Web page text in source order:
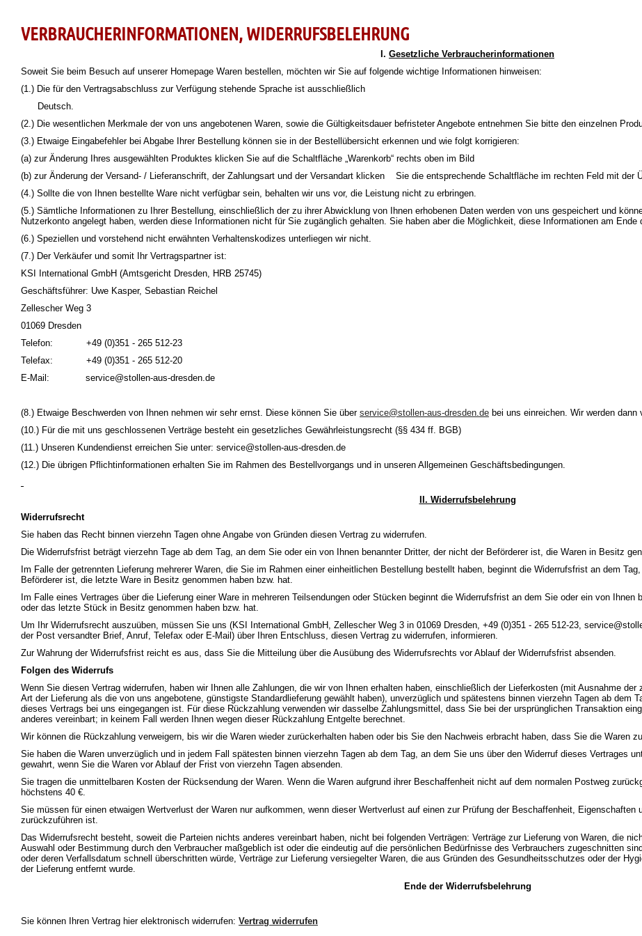
VERBRAUCHERINFORMATIONEN, WIDERRUFSBELEHRUNG
I. Gesetzliche Verbraucherinformationen
Soweit Sie beim Besuch auf unserer Homepage Waren bestellen, möchten wir Sie auf folgende wichtige Informationen hinweisen:
(1.) Die für den Vertragsabschluss zur Verfügung stehende Sprache ist ausschließlich
Deutsch.
(2.) Die wesentlichen Merkmale der von uns angebotenen Waren, sowie die Gültigkeitsdauer befristeter Angebote entnehmen Sie bitte den einzelnen
(3.) Etwaige Eingabefehler bei Abgabe Ihrer Bestellung können sie in der Bestellübersicht erkennen und wie folgt korrigieren:
(a) zur Änderung Ihres ausgewählten Produktes klicken Sie auf die Schaltfläche „Warenkorb“ rechts oben im Bild
(b) zur Änderung der Versand- / Lieferanschrift, der Zahlungsart und der Versandart klicken Sie die entsprechende Schaltfläche im rechten Feld mit der
(4.) Sollte die von Ihnen bestellte Ware nicht verfügbar sein, behalten wir uns vor, die Leistung nicht zu erbringen.
(5.) Sämtliche Informationen zu Ihrer Bestellung, einschließlich der zu ihrer Abwicklung von Ihnen erhobenen Daten werden von uns gespeichert und
Nutzerkonto angelegt haben, werden diese Informationen nicht für Sie zugänglich gehalten. Sie haben aber die Möglichkeit, diese Informationen am
(6.) Speziellen und vorstehend nicht erwähnten Verhaltenskodizes unterliegen wir nicht.
(7.) Der Verkäufer und somit Ihr Vertragspartner ist:
KSI International GmbH (Amtsgericht Dresden, HRB 25745)
Geschäftsführer: Uwe Kasper, Sebastian Reichel
Zellescher Weg 3
01069 Dresden
Telefon: +49 (0)351 - 265 512-23
Telefax: +49 (0)351 - 265 512-20
E-Mail: service@stollen-aus-dresden.de
(8.) Etwaige Beschwerden von Ihnen nehmen wir sehr ernst. Diese können Sie über service@stollen-aus-dresden.de bei uns einreichen. Wir werden
(10.) Für die mit uns geschlossenen Verträge besteht ein gesetzliches Gewährleistungsrecht (§§ 434 ff. BGB)
(11.) Unseren Kundendienst erreichen Sie unter: service@stollen-aus-dresden.de
(12.) Die übrigen Pflichtinformationen erhalten Sie im Rahmen des Bestellvorgangs und in unseren Allgemeinen Geschäftsbedingungen.
II. Widerrufsbelehrung
Widerrufsrecht
Sie haben das Recht binnen vierzehn Tagen ohne Angabe von Gründen diesen Vertrag zu widerrufen.
Die Widerrufsfrist beträgt vierzehn Tage ab dem Tag, an dem Sie oder ein von Ihnen benannter Dritter, der nicht der Beförderer ist, die Waren in Besitz
Im Falle der getrennten Lieferung mehrerer Waren, die Sie im Rahmen einer einheitlichen Bestellung bestellt haben, beginnt die Widerrufsfrist an dem
Beförderer ist, die letzte Ware in Besitz genommen haben bzw. hat.
Im Falle eines Vertrages über die Lieferung einer Ware in mehreren Teilsendungen oder Stücken beginnt die Widerrufsfrist an dem Sie oder ein von
oder das letzte Stück in Besitz genommen haben bzw. hat.
Um Ihr Widerrufsrecht auszuüben, müssen Sie uns (KSI International GmbH, Zellescher Weg 3 in 01069 Dresden, +49 (0)351 - 265 512-23,
der Post versandter Brief, Anruf, Telefax oder E-Mail) über Ihren Entschluss, diesen Vertrag zu widerrufen, informieren.
Zur Wahrung der Widerrufsfrist reicht es aus, dass Sie die Mitteilung über die Ausübung des Widerrufsrechts vor Ablauf der Widerrufsfrist absenden.
Folgen des Widerrufs
Wenn Sie diesen Vertrag widerrufen, haben wir Ihnen alle Zahlungen, die wir von Ihnen erhalten haben, einschließlich der Lieferkosten (mit Ausnahme
Art der Lieferung als die von uns angebotene, günstigste Standardlieferung gewählt haben), unverzüglich und spätestens binnen vierzehn Tagen ab dem
dieses Vertrags bei uns eingegangen ist. Für diese Rückzahlung verwenden wir dasselbe Zahlungsmittel, dass Sie bei der ursprünglichen Transaktion
anderes vereinbart; in keinem Fall werden Ihnen wegen dieser Rückzahlung Entgelte berechnet.
Wir können die Rückzahlung verweigern, bis wir die Waren wieder zurückerhalten haben oder bis Sie den Nachweis erbracht haben, dass Sie die Waren
Sie haben die Waren unverzüglich und in jedem Fall spätesten binnen vierzehn Tagen ab dem Tag, an dem Sie uns über den Widerruf dieses Vertrages
gewahrt, wenn Sie die Waren vor Ablauf der Frist von vierzehn Tagen absenden.
Sie tragen die unmittelbaren Kosten der Rücksendung der Waren. Wenn die Waren aufgrund ihrer Beschaffenheit nicht auf dem normalen Postweg
höchstens 40 €.
Sie müssen für einen etwaigen Wertverlust der Waren nur aufkommen, wenn dieser Wertverlust auf einen zur Prüfung der Beschaffenheit,
zurückzuführen ist.
Das Widerrufsrecht besteht, soweit die Parteien nichts anderes vereinbart haben, nicht bei folgenden Verträgen: Verträge zur Lieferung von Waren, die
Auswahl oder Bestimmung durch den Verbraucher maßgeblich ist oder die eindeutig auf die persönlichen Bedürfnisse des Verbrauchers zugeschnitten
oder deren Verfallsdatum schnell überschritten würde, Verträge zur Lieferung versiegelter Waren, die aus Gründen des Gesundheitsschutzes oder der
der Lieferung entfernt wurde.
Ende der Widerrufsbelehrung
Sie können Ihren Vertrag hier elektronisch widerrufen: Vertrag widerrufen